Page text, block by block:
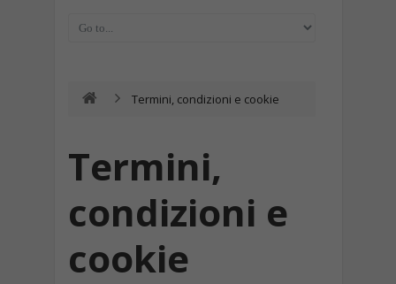
Termini, condizioni e cookie
Termini,
condizioni e
cookie